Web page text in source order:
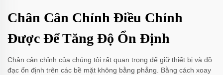
Chân Cân Chỉnh Điều Chỉnh
Được Để Tăng Độ Ổn Định
Chân cân chỉnh của chúng tôi rất quan trọng để giữ thiết bị và đồ
đạc ổn định trên các bề mặt không bằng phẳng. Bằng cách xoay